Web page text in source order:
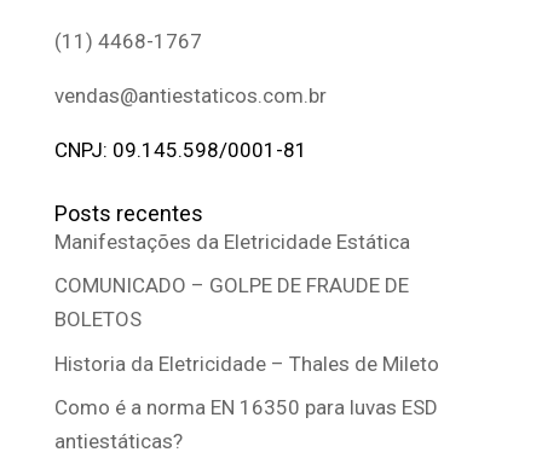
(11) 4468-1767
vendas@antiestaticos.com.br
CNPJ: 09.145.598/0001-81
Posts recentes
Manifestações da Eletricidade Estática
COMUNICADO – GOLPE DE FRAUDE DE
BOLETOS
Historia da Eletricidade – Thales de Mileto
Como é a norma EN 16350 para luvas ESD
antiestáticas?